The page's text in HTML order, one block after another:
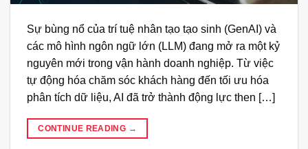
Sự bùng nổ của trí tuệ nhân tạo tạo sinh (GenAI) và
các mô hình ngôn ngữ lớn (LLM) đang mở ra một kỷ
nguyên mới trong vận hành doanh nghiệp. Từ việc
tự động hóa chăm sóc khách hàng đến tối ưu hóa
phân tích dữ liệu, AI đã trở thành động lực then […]
CONTINUE READING →